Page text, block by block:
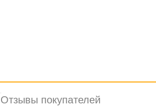
Отзывы покупателей